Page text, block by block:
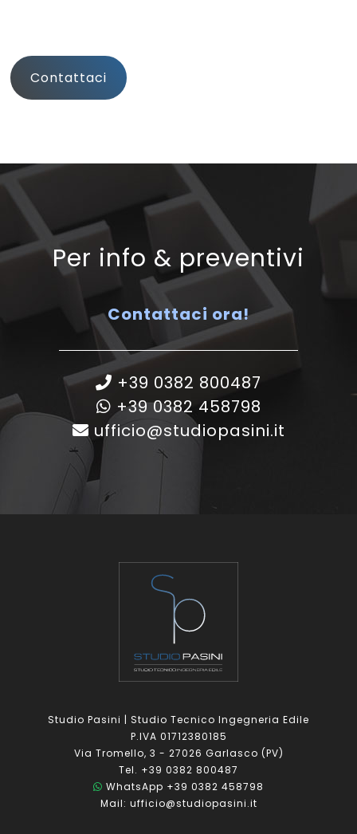
Contattaci
Per info & preventivi
Contattaci ora!
+39 0382 800487
+39 0382 458798
ufficio@studiopasini.it
Studio Pasini | Studio Tecnico Ingegneria Edile
P.IVA 01712380185
Via Tromello, 3 - 27026 Garlasco (PV)
Tel. +39 0382 800487
WhatsApp +39 0382 458798
Mail: ufficio@studiopasini.it